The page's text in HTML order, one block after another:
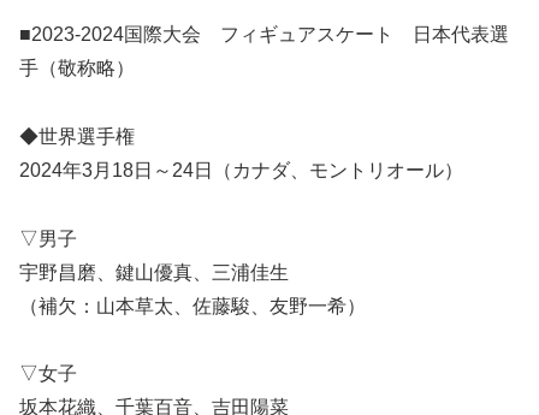
■2023-2024国際大会 フィギュアスケート 日本代表選
手（敬称略）
◆世界選手権
2024年3月18日～24日（カナダ、モントリオール）
▽男子
宇野昌磨、鍵山優真、三浦佳生
（補欠：山本草太、佐藤駿、友野一希）
▽女子
坂本花織、千葉百音、吉田陽菜